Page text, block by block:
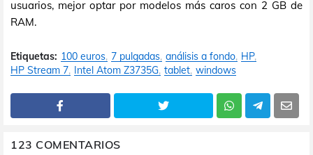
usuarios, mejor optar por modelos más caros con 2 GB de
RAM.
Etiquetas: 100 euros 7 pulgadas análisis a fondo HP
HP Stream 7
Intel Atom Z3735G tablet windows
123 COMENTARIOS